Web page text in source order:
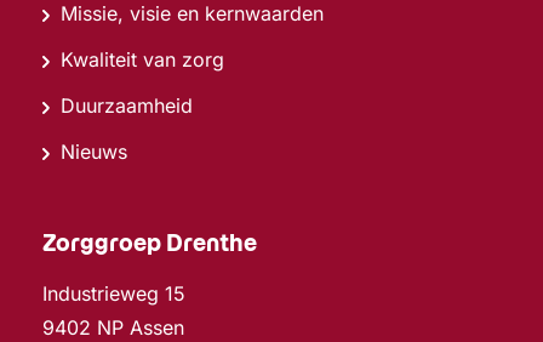
Missie, visie en kernwaarden
Kwaliteit van zorg
Duurzaamheid
Nieuws
Zorggroep Drenthe
Industrieweg 15
9402 NP Assen